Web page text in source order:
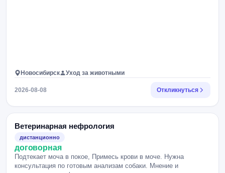
Новосибирск Уход за животными
2026-08-08 Откликнуться
Ветеринарная нефрология
дистанционно
договорная
Подтекает моча в покое, Примесь крови в моче. Нужна
консультация по готовым анализам собаки. Мнение и